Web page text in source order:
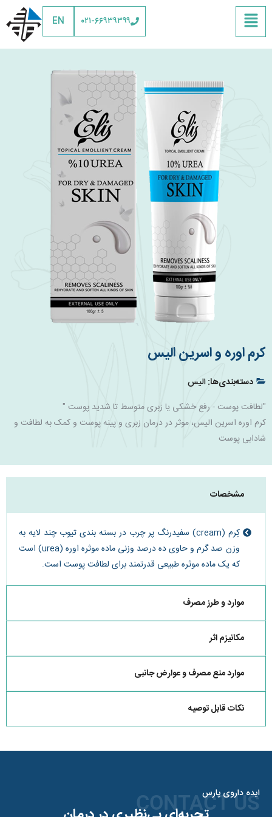
EN ۰۲۱-۶۶۹۳۹۳۹۹
کرم اوره و اسرین الیس
دسته‌بندی‌ها:الیس
"لطافت پوست - رفع خشکی یا زبری متوسط تا شدید پوست "
کرم اوره اسرین الیس، موثر در درمان زبری و پینه پوست و کمک به لطافت و
شادابی پوست
مشخصات
موارد و طرز مصرف
مکانیزم اثر
موارد منع مصرف و عوارض جانبی
نکات قابل توصیه
کِرم (cream) سفیدرنگ پر چرب در بسته بندی تیوب چند لایه به
وزن صد گرم و حاوی ده درصد وزنی ماده موثره اوره (urea) است
که یک ماده موثره طبیعی قدرتمند برای لطافت پوست است.
ایده داروی پارس
CONTACT US